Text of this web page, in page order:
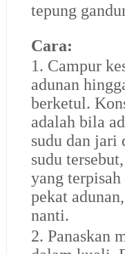
tepung
Cara:
1. Campur
adunan
berketul.
adalah bila
sudu dan jari
sudu
yang
pekat
nanti.
2. Panaskan